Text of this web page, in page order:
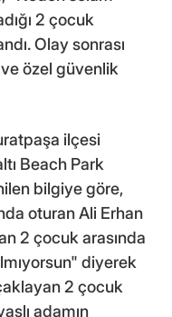
2 çocuk
Olay sonrası
özel güvenlik
ilçesi
Beach Park
bilgiye göre,
oturan Ali Erhan
2 çocuk arasında
diyerek
2 çocuk
adamın